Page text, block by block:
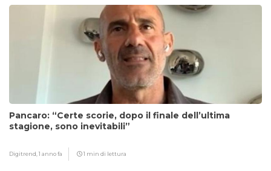
Pancaro: “Certe scorie, dopo il finale dell’ultima
stagione, sono inevitabili”
Digitrend,1 anno fa 1 min di lettura